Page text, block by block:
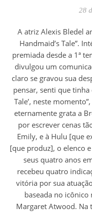
28
A atriz Alexis Bledel anunciou sua saída do elenco “The
Handmaid’s Tale”.
premiada desde a 1ª
divulgou um
claro se gravou sua
pensar, senti que tinha
Tale’, neste
eternamente grata a
por escrever cenas
Emily, e à Hulu [que
[que produz], o elenco
seus quatro anos
recebeu quatro
vitória por sua
baseada no
Margaret Atwood. Na